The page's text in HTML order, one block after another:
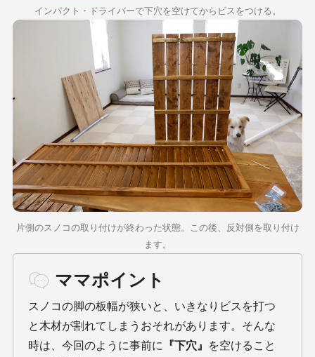
インパクト・ドライバーで下穴を空けてからビスをつける。
片側のスノコの取り付けが終わった状態。この後、反対側を取り付け
ます。
ママポイント
スノコの脚の板幅が狭いと、いきなりビスを打つ
と木材が割れてしまうおそれがあります。そんな
時は、今回のように事前に 『下穴』 を空けること